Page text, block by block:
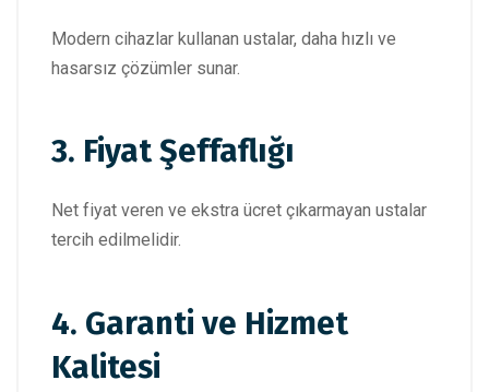
Modern cihazlar kullanan ustalar, daha hızlı ve
hasarsız çözümler sunar.
3. Fiyat Şeffaflığı
Net fiyat veren ve ekstra ücret çıkarmayan ustalar
tercih edilmelidir.
4. Garanti ve Hizmet
Kalitesi